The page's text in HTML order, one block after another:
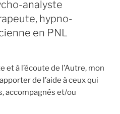
analyste
hypno-
en PNL
à l’écoute de l’Autre, mon
de l’aide à ceux qui
accompagnés et/ou